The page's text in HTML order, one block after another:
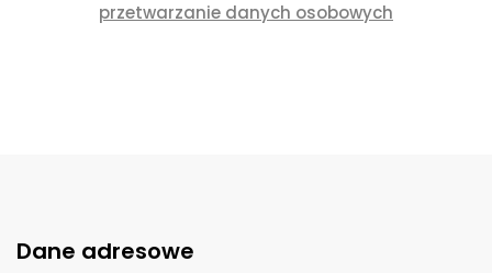
przetwarzanie danych osobowych
Dane adresowe